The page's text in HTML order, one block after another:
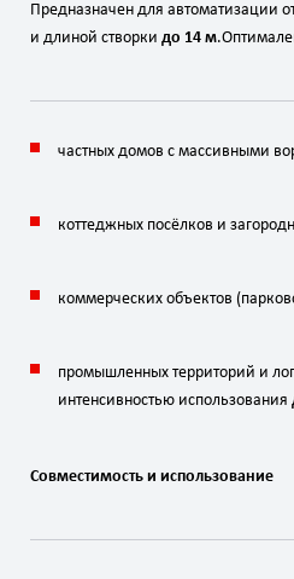
Предназначен для автоматизации
и длиной створки до 14 м.
частных домов с массивными
коттеджных посёлков и
коммерческих объектов
промышленных территорий и
интенсивностью использования
Совместимость и использование